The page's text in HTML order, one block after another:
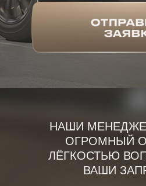
НАШИ
ОГРОМНЫЙ
ЛЁГКОСТЬЮ
ВАШИ